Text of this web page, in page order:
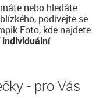
nebo hledáte
podívejte se
Foto, kde najdete
- pro Vás